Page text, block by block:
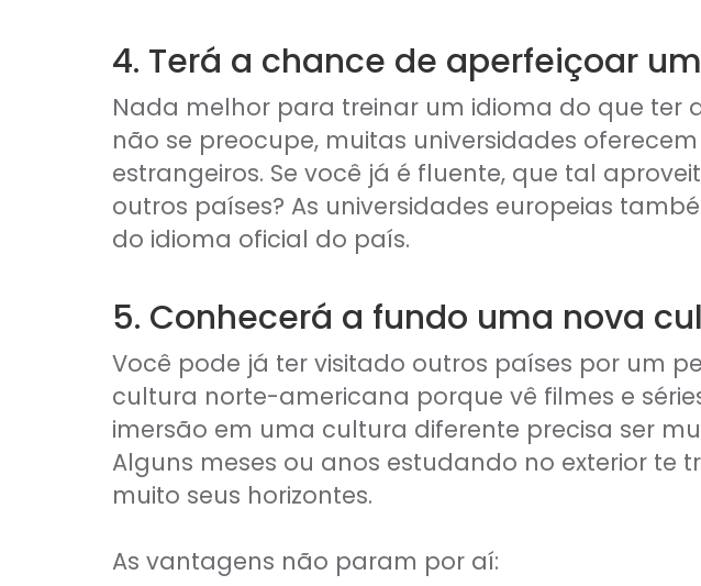
4. Terá a chance de aperfeiçoar
Nada melhor para treinar um idioma do que ter
não se preocupe, muitas universidades
estrangeiros. Se você já é fluente, que tal
outros países? As universidades europeias
do idioma oficial do país.
5. Conhecerá a fundo uma nova
Você pode já ter visitado outros países por um
cultura norte-americana porque vê filmes e
imersão em uma cultura diferente precisa ser
Alguns meses ou anos estudando no exterior te
muito seus horizontes.
As vantagens não param por aí: